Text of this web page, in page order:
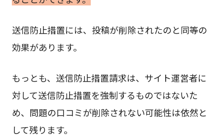
送信防止措置には、投稿が削除されたのと同等の
効果があります。
もっとも、送信防止措置請求は、サイト運営者に
対して送信防止措置を強制するものではないた
め、問題の口コミが削除されない可能性は依然と
して残ります。